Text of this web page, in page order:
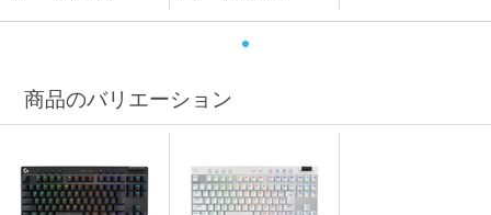
商品のバリエーション